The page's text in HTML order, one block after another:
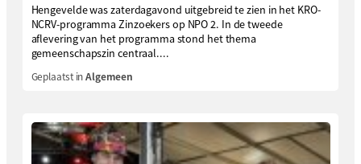
Hengevelde was zaterdagavond uitgebreid te zien in het KRO-
NCRV-programma Zinzoekers op NPO 2. In de tweede
aflevering van het programma stond het thema
gemeenschapszin centraal....
Geplaatst inAlgemeen